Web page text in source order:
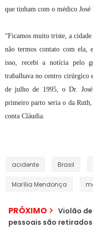
que tinham com o médico José
“Ficamos muito triste, a
não termos contato com
isso, recebi a notícia pelo
trabalhava no centro cirúrgico
de julho de 1995, o Dr.
primeiro parto seria o da
conta Cláudia.
acidente Brasil
Marília Mendonça
PRÓXIMO
Violão
pessoais são